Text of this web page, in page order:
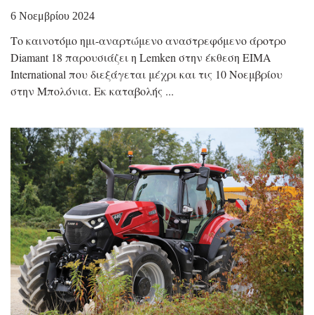
6 Νοεμβρίου 2024
Το καινοτόμο ημι-αναρτώμενο αναστρεφόμενο άροτρο
Diamant 18 παρουσιάζει η Lemken στην έκθεση EIMA
International που διεξάγεται μέχρι και τις 10 Νοεμβρίου
στην Μπολόνια. Εκ καταβολής